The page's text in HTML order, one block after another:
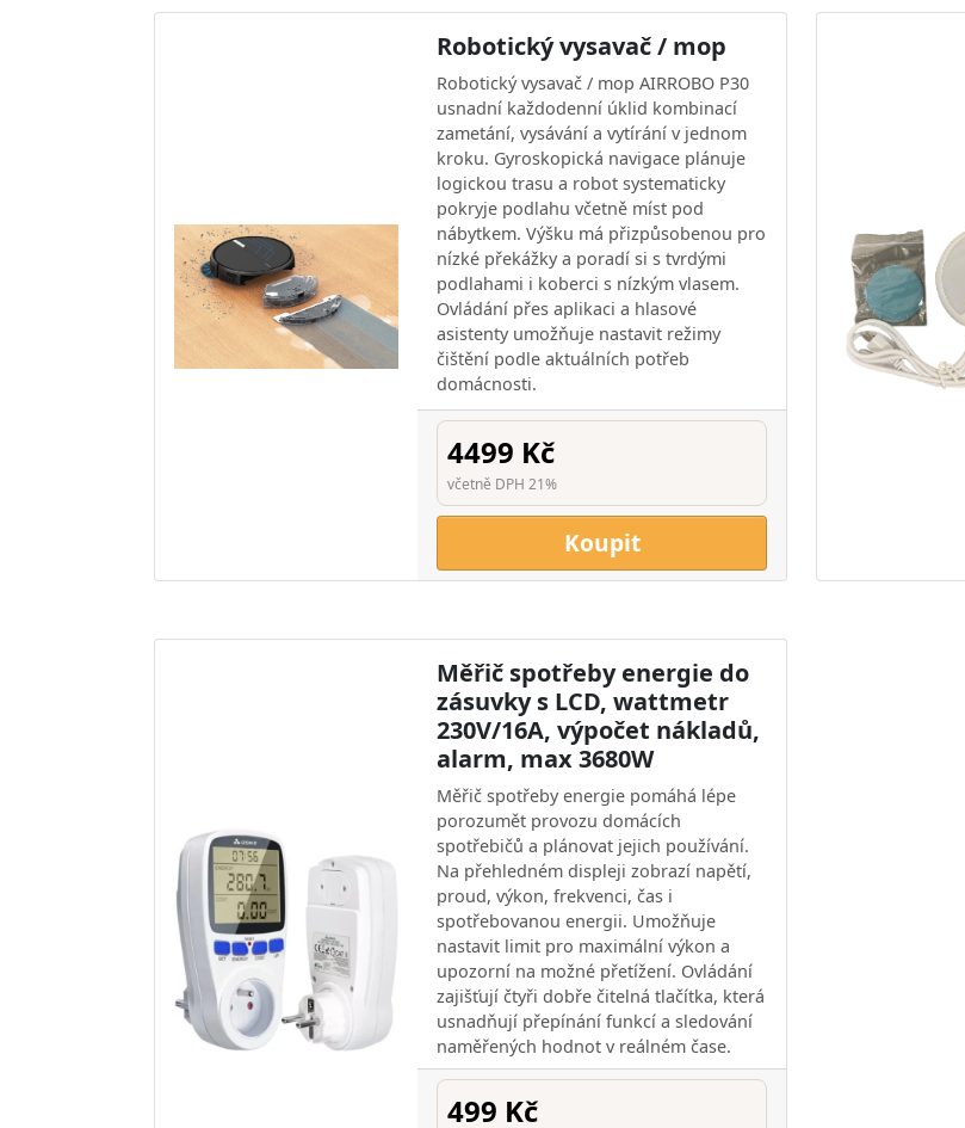
Robotický vysavač / mop
Robotický vysavač / mop AIRROBO P30
usnadní každodenní úklid kombinací
zametání, vysávání a vytírání v jednom
kroku. Gyroskopická navigace plánuje
logickou trasu a robot systematicky
pokryje podlahu včetně míst pod
nábytkem. Výšku má přizpůsobenou pro
nízké překážky a poradí si s tvrdými
podlahami i koberci s nízkým vlasem.
Ovládání přes aplikaci a hlasové
asistenty umožňuje nastavit režimy
čištění podle aktuálních potřeb
domácnosti.
4499 Kč
včetně DPH 21%
Koupit
Měřič spotřeby energie do
zásuvky s LCD, wattmetr
230V/16A, výpočet nákladů,
alarm, max 3680W
Měřič spotřeby energie pomáhá lépe
porozumět provozu domácích
spotřebičů a plánovat jejich používání.
Na přehledném displeji zobrazí napětí,
proud, výkon, frekvenci, čas i
spotřebovanou energii. Umožňuje
nastavit limit pro maximální výkon a
upozorní na možné přetížení. Ovládání
zajišťují čtyři dobře čitelná tlačítka, která
usnadňují přepínání funkcí a sledování
naměřených hodnot v reálném čase.
499 Kč